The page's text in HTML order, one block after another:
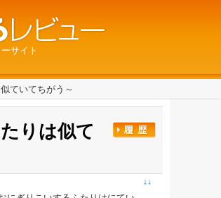
サイト
ていてちがう～
りは似て
↓↓